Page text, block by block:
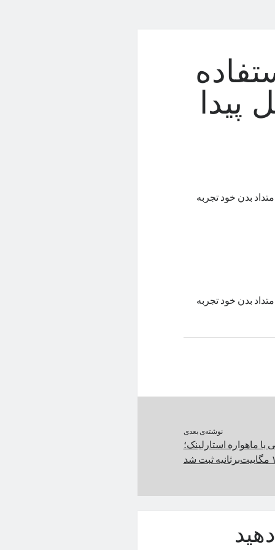
پیدا
بدن خود تجربه
بدن خود تجربه
نوشته‌ی بعدی
ماهواره استارلینک؛